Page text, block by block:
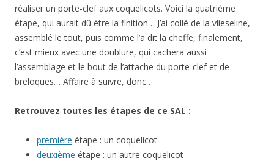
réaliser un porte-clef aux coquelicots. Voici la quatrième
étape, qui aurait dû être la finition… J’ai collé de la vlieseline,
assemblé le tout, puis comme l’a dit la cheffe, finalement,
c’est mieux avec une doublure, qui cachera aussi
l’assemblage et le bout de l’attache du porte-clef et de
breloques… Affaire à suivre, donc…
Retrouvez toutes les étapes de ce SAL :
première étape : un coquelicot
deuxième étape : un autre coquelicot